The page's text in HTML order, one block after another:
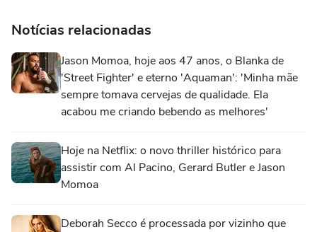
Notícias relacionadas
Jason Momoa, hoje aos 47 anos, o Blanka de
'Street Fighter' e eterno 'Aquaman': 'Minha mãe
sempre tomava cervejas de qualidade. Ela
acabou me criando bebendo as melhores'
Hoje na Netflix: o novo thriller histórico para
assistir com Al Pacino, Gerard Butler e Jason
Momoa
Deborah Secco é processada por vizinho que